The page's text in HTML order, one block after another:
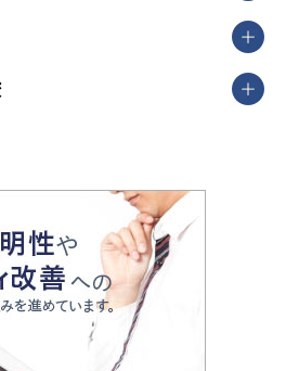
長野県
京都府 奈良県
和歌山県
岡山県 広島県
高知県
町村ランキング
の受験を成功させる方法
人注目！最短距離の学力
相談室
策
学受験のリアル
高校